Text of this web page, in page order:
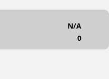
N/A
0